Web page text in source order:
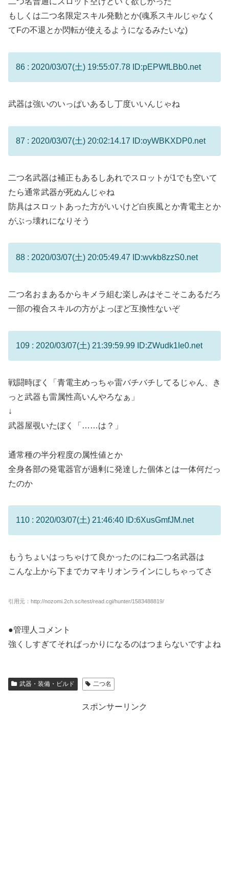
もしくは二つ名限定スキル発動とか(魂系スキルじゃなく
てFの不退とか閃転が使えるようになるみたいな)
86 : 2020/03/07(土) 19:55:07.78 ID:pEPWfLBb0.net
武器は強いのいっぱいあるし丁度いいんじゃね
87 : 2020/03/07(土) 20:02:14.17 ID:oyWBKXDP0.net
二つ名武器は補正もあるしあれでスロットが1でも空いて
たら通常武器が死ぬんじゃね
防具はスロットあった方がいいけど白疾風とか青電主とか
がぶっ壊れになりそう
88 : 2020/03/07(土) 20:05:49.47 ID:wvkb8zzS0.net
二つ名おまあるからキメラ組む楽しみはそこそこあるだろ
一部の複合スキルの方がよっぽど互換性ないぞ
109 : 2020/03/07(土) 21:39:59.99 ID:ZWudk1Ie0.net
戦闘時ぼく「青電主めっちゃ雷バチバチしてるじゃん、き
っと武器も雷属性高いんやろなぁ」
↓
武器屋覗いたぼく「……は？」
通常種の半分程度の属性値とか
全身各部の発電器官が過剰に発達した個体とは一体何だっ
たのか
110 : 2020/03/07(土) 21:46:40 ID:6XusGmfJM.net
もうちょいはっちゃけて良かったのにね二つ名武器は
こんな上から下までカマキリオンラインにしちゃってさ
引用元：http://nozomi.2ch.sc/test/read.cgi/hunter/1583488819/
●管理人コメント
強くしすぎてそればっかりになるのはつまらないですよね
武器・装備・ビルド 二つ名
スポンサーリンク